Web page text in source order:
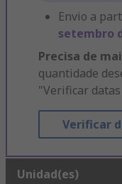
Envio a
setembro
Precisa de
quantidade
"Verificar
Verificar
Unidad(es)